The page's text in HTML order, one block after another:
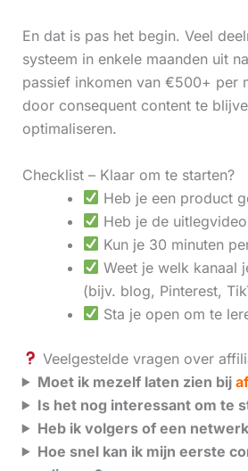
En dat is pas het begin. Veel
systeem in enkele maanden uit
passief inkomen van €500+ per
door consequent content te
optimaliseren.
Checklist – Klaar om te starten?
Heb je een product
Heb je de
Kun je 30 minuten
Weet je welk kanaal
(bijv. blog, Pinterest,
Sta je open om te
Veelgestelde vragen over
Moet ik mezelf laten zien bij
Is het nog interessant om te
Heb ik volgers of een
Hoe snel kan ik mijn eerste